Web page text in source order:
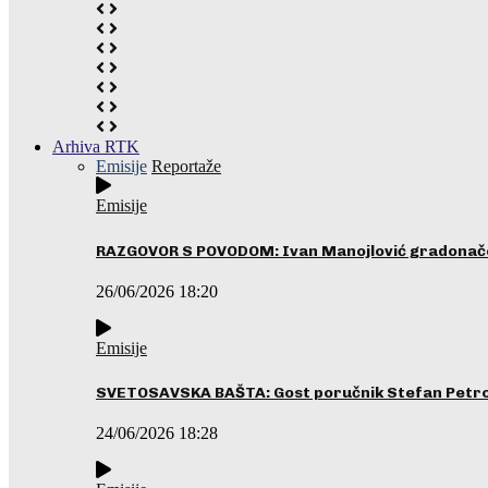
Arhiva RTK
Emisije Reportaže
Emisije
RAZGOVOR S POVODOM: Ivan Manojlović
26/06/2026 18:20
Emisije
SVETOSAVSKA BAŠTA: Gost poručnik Stefan
24/06/2026 18:28